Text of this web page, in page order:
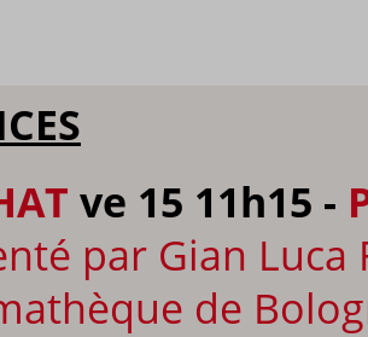
ve 15 11h15 -
par Gian
de